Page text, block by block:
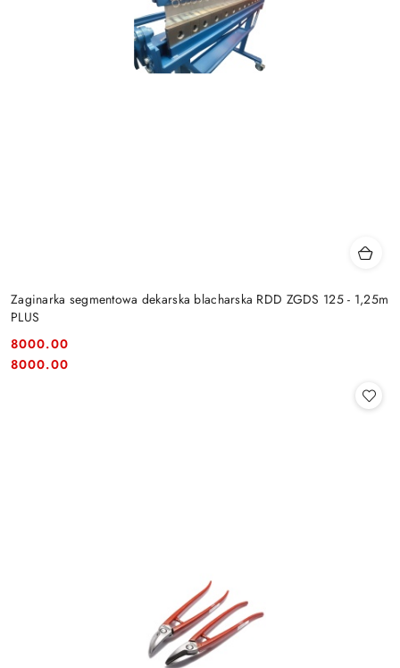
Zaginarka segmentowa dekarska blacharska RDD ZGDS 125 - 1,25m
PLUS
Cena:
8000.00
Cena:
8000.00